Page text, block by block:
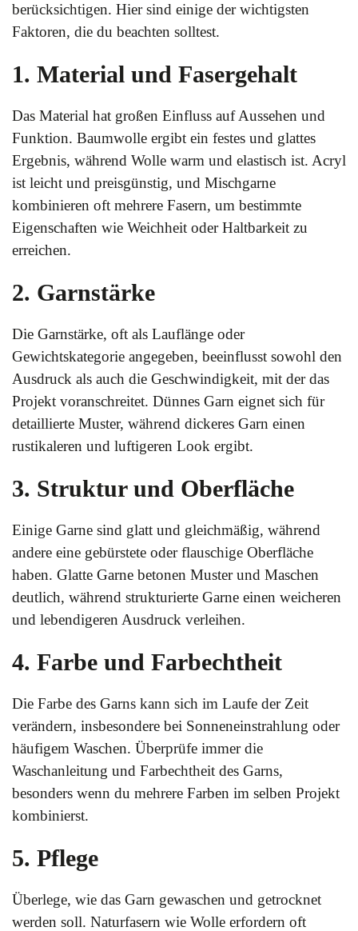
berücksichtigen. Hier sind einige der wichtigsten
Faktoren, die du beachten solltest.
1. Material und Fasergehalt
Das Material hat großen Einfluss auf Aussehen und
Funktion. Baumwolle ergibt ein festes und glattes
Ergebnis, während Wolle warm und elastisch ist. Acryl
ist leicht und preisgünstig, und Mischgarne
kombinieren oft mehrere Fasern, um bestimmte
Eigenschaften wie Weichheit oder Haltbarkeit zu
erreichen.
2. Garnstärke
Die Garnstärke, oft als Lauflänge oder
Gewichtskategorie angegeben, beeinflusst sowohl den
Ausdruck als auch die Geschwindigkeit, mit der das
Projekt voranschreitet. Dünnes Garn eignet sich für
detaillierte Muster, während dickeres Garn einen
rustikaleren und luftigeren Look ergibt.
3. Struktur und Oberfläche
Einige Garne sind glatt und gleichmäßig, während
andere eine gebürstete oder flauschige Oberfläche
haben. Glatte Garne betonen Muster und Maschen
deutlich, während strukturierte Garne einen weicheren
und lebendigeren Ausdruck verleihen.
4. Farbe und Farbechtheit
Die Farbe des Garns kann sich im Laufe der Zeit
verändern, insbesondere bei Sonneneinstrahlung oder
häufigem Waschen. Überprüfe immer die
Waschanleitung und Farbechtheit des Garns,
besonders wenn du mehrere Farben im selben Projekt
kombinierst.
5. Pflege
Überlege, wie das Garn gewaschen und getrocknet
werden soll. Naturfasern wie Wolle erfordern oft